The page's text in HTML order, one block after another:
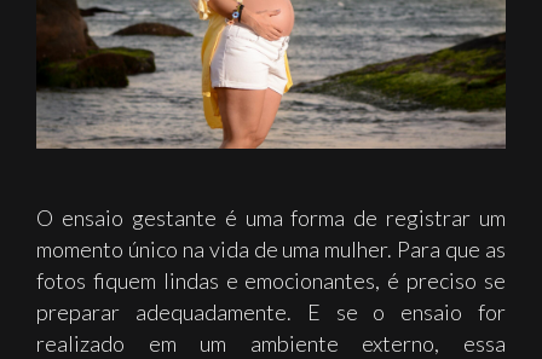
O ensaio gestante é uma forma de registrar um
momento único na vida de uma mulher. Para que as
fotos fiquem lindas e emocionantes, é preciso se
preparar adequadamente. E se o ensaio for
realizado em um ambiente externo, essa